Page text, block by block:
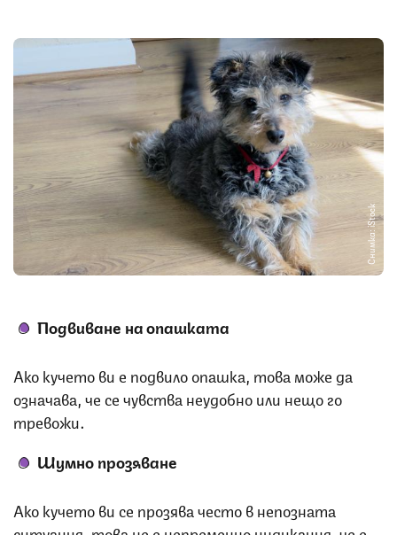
Снимка: iStock
Подвиване на опашката
Ако кучето ви е подвило опашка, това може да
означава, че се чувства неудобно или нещо го
тревожи.
Шумно прозяване
Ако кучето ви се прозява често в непозната